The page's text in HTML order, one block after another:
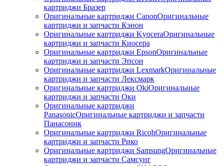
картриджи Бразер
Оригинальные картриджи CanonОригинальные
картриджи и запчасти Кэнон
Оригинальные картриджи KyoceraОригинальные
картриджи и запчасти Киосера
Оригинальные картриджи EpsonОригинальные
картриджи и запчасти Эпсон
Оригинальные картриджи LexmarkОригинальные
картриджи и запчасти Лексмарк
Оригинальные картриджи ОkiОригинальные
картриджи и запчасти Оки
Оригинальные картриджи
PanasonicОригинальные картриджи и запчасти
Панасоник
Оригинальные картриджи RicohОригинальные
картриджи и запчасти Рико
Оригинальные картриджи SamsungОригинальные
картриджи и запчасти Самсунг